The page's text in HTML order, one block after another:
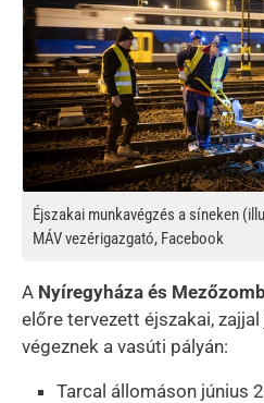
Éjszakai munkavégzés a síneken
MÁV vezérigazgató, Facebook
A Nyíregyháza és
előre tervezett éjszakai,
végeznek a vasúti pályán:
Tarcal állomáson június